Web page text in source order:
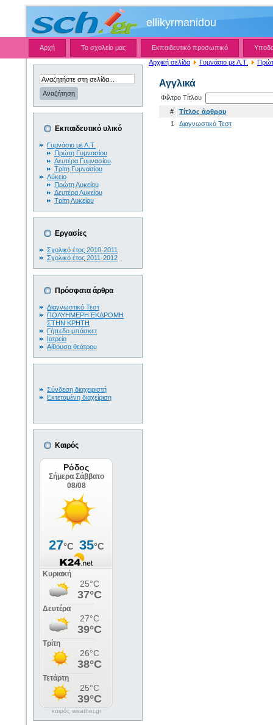
ellikyrmanidou
Αρχή Το σχολείο μας Εκπαιδευτικό προσωπικό
Εκπαιδευτικό υλικό
Γυμνάσιο με Λ.Τ.
Πρώτη Γυμνασίου
Δευτέρα Γυμνασίου
Τρίτη Γυμνασίου
Λύκειο
Πρώτη Λυκείου
Δευτέρα Λυκείου
Τρίτη Λυκείου
Εργασίες
Σχολικό έτος 2010-2011
Σχολικό έτος 2011-2012
Πρόσφατα άρθρα
Διαγνωστικό Τεστ
ΠΟΛΥΗΜΕΡΗ ΕΚΔΡΟΜΗ
ΣΤΗΝ ΚΡΗΤΗ
Γήπεδο μπάσκετ
Ιατρείο
Αίθουσα θεάτρου
Σύνδεση διαχειριστή
Εκτεταμένη διαχείριση
Καιρός
καιρός weather.gr
Αρχική σελίδα Γυμνάσιο με Λ.Τ.
Αγγλικά
Φίλτρο Τίτλου
#
Τίτλος άρθρου
1
Διαγνωστικό Τεστ